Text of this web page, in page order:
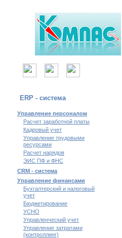
ERP - система
Управление персоналом
Расчет заработной платы
Кадровый учет
Управление трудовыми
ресурсами
Расчет нарядов
ЭИС ПФ и ФНС
CRM - система
Управление финансами
Бухгалтерский и налоговый
учет
Бюджетирование
УСНО
Управленческий учет
Управление затратами
(контроллинг)